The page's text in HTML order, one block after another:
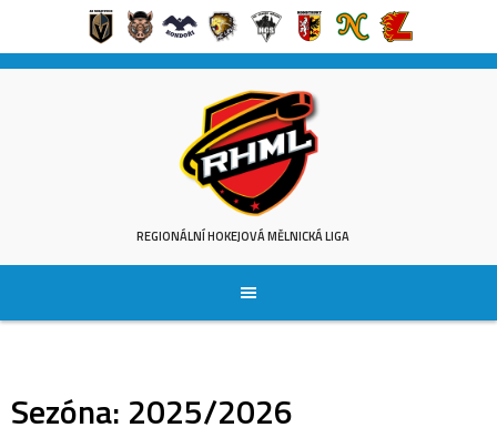
Skip
REGIONÁLNÍ HOKEJOVÁ MĚLNICKÁ LIGA
Sezóna: 2025/2026